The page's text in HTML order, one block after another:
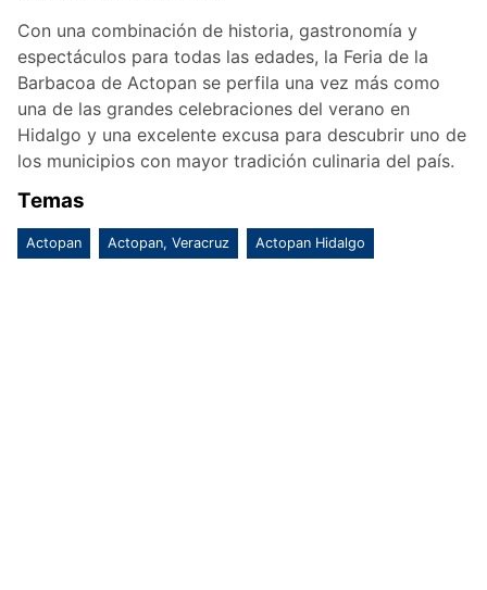
Con una combinación de historia, gastronomía y
espectáculos para todas las edades, la Feria de la
Barbacoa de Actopan se perfila una vez más como
una de las grandes celebraciones del verano en
Hidalgo y una excelente excusa para descubrir uno de
los municipios con mayor tradición culinaria del país.
Temas
Actopan Actopan, Veracruz Actopan Hidalgo